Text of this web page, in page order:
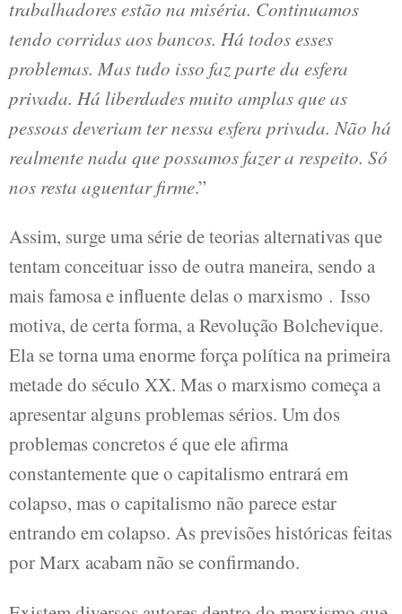
trabalhadores estão na miséria. Continuamos
tendo corridas aos bancos. Há todos esses
problemas. Mas tudo isso faz parte da esfera
privada. Há liberdades muito amplas que as
pessoas deveriam ter nessa esfera privada. Não há
realmente nada que possamos fazer a respeito. Só
nos resta aguentar firme.”
Assim, surge uma série de teorias alternativas que
tentam conceituar isso de outra maneira, sendo a
mais famosa e influente delas o marxismo . Isso
motiva, de certa forma, a Revolução Bolchevique.
Ela se torna uma enorme força política na primeira
metade do século XX. Mas o marxismo começa a
apresentar alguns problemas sérios. Um dos
problemas concretos é que ele afirma
constantemente que o capitalismo entrará em
colapso, mas o capitalismo não parece estar
entrando em colapso. As previsões históricas feitas
por Marx acabam não se confirmando.